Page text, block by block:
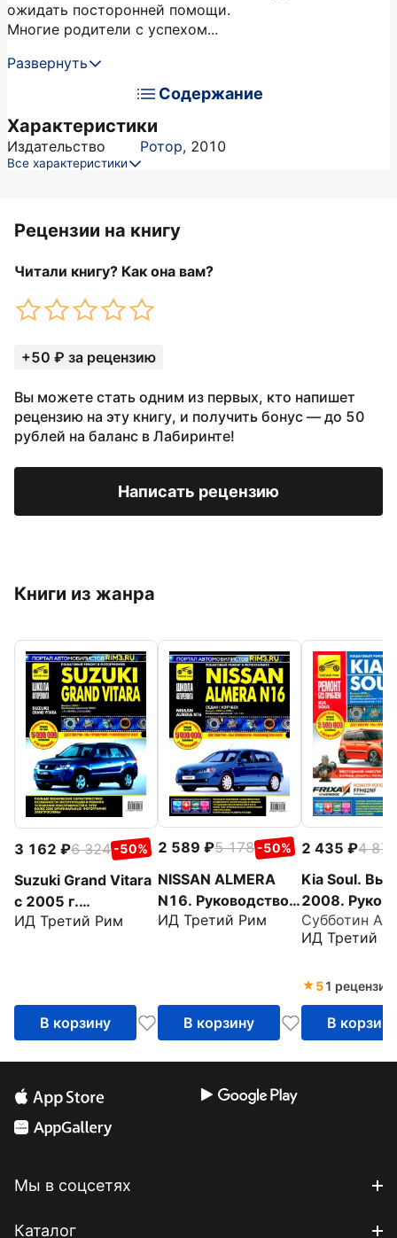
ожидать посторонней помощи.
Многие родители с успехом...
Развернуть
Содержание
Характеристики
Издательство Ротор, 2010
Все характеристики
Рецензии на книгу
Читали книгу? Как она вам?
+50 ₽ за рецензию
Вы можете стать одним из первых, кто напишет
рецензию на эту книгу, и получить бонус — до 50
рублей на баланс в Лабиринте!
Написать рецензию
Книги из жанра
3 162 6 324 -50%
Suzuki Grand Vitara
c 2005 г.
Руководство по
ремонту
ИД Третий Рим
В корзину
2 589 5 178 -50%
NISSAN ALMERA
N16. Руководство
по эксплуатации,
ИД Третий Рим
В корзину
2 435
4 870
Kia Soul.
2008.
по
ремонту
Субботин А.
ИД Третий
51 рецензия
В корзину
Мы в соцсетях
Каталог